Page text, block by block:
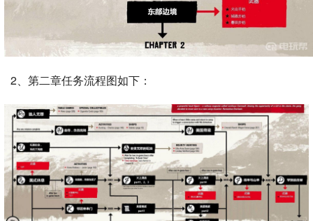
2、第二章任务流程图如下：